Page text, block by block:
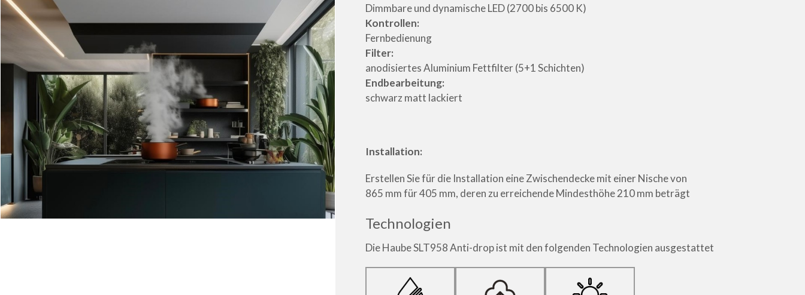
Dimmbare und dynamische LED (2700 bis 6500 K)
Kontrollen:
Fernbedienung
Filter:
anodisiertes Aluminium Fettfilter (5+1 Schichten)
Endbearbeitung:
schwarz matt lackiert
Installation:
Erstellen Sie für die Installation eine Zwischendecke mit einer Nische von
865 mm für 405 mm, deren zu erreichende Mindesthöhe 210 mm beträgt
Technologien
Die Haube SLT958 Anti-drop ist mit den folgenden Technologien ausgestattet